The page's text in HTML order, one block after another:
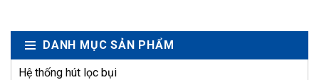
DANH MỤC SẢN PHẨM
Hệ thống hút lọc bụi
akper bina
litasudama akademi
farmasi...